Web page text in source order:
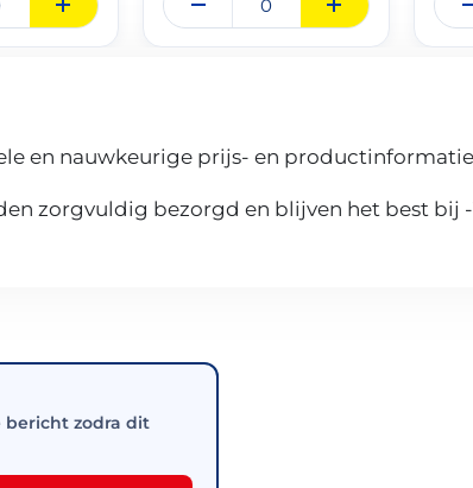
en nauwkeurige prijs- en
zorgvuldig bezorgd en blijven het best bij -
bericht zodra dit